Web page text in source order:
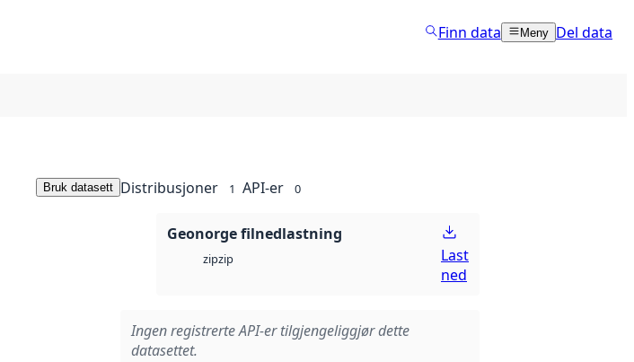
Finn data Meny Del data
Bruk datasett Distribusjoner 1 API-er 0
Geonorge filnedlastning
zipzip
Last
ned
Ingen registrerte API-er tilgjengeliggjør dette
datasettet.